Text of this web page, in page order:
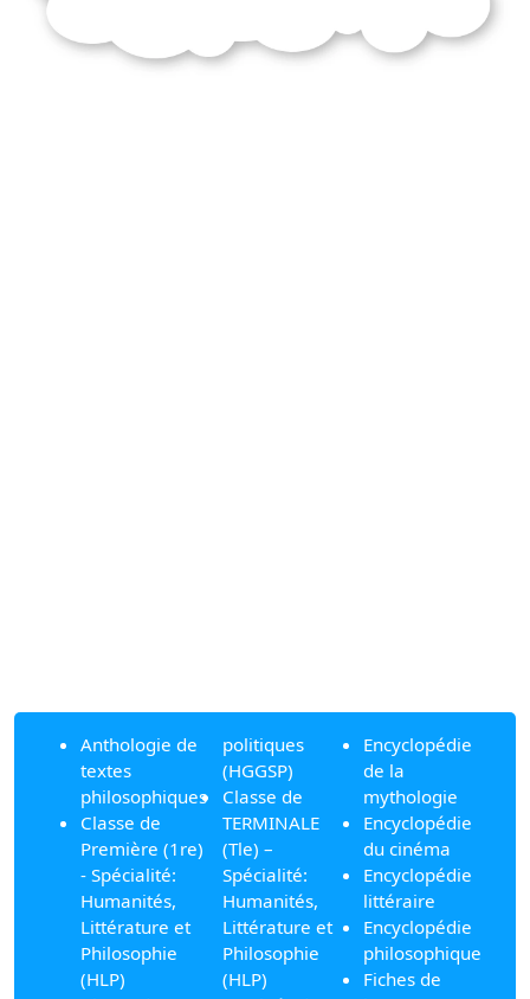
Anthologie de
textes
philosophiques
Classe de
Première (1re)
- Spécialité:
Humanités,
Littérature et
Philosophie
(HLP)
politiques
(HGGSP)
Classe de
TERMINALE
(Tle) –
Spécialité:
Humanités,
Littérature et
Philosophie
(HLP)
Encyclopédie
de la
mythologie
Encyclopédie
du cinéma
Encyclopédie
littéraire
Encyclopédie
philosophique
Fiches de